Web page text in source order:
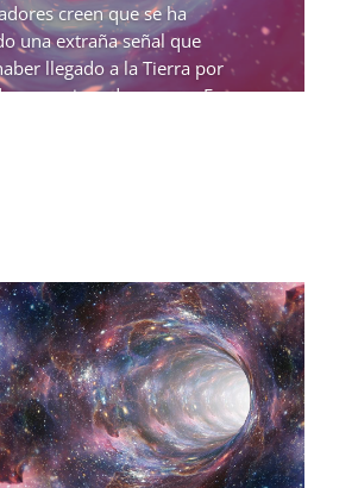
creen que se ha
una extraña señal que
llegado a la Tierra por
un agujero de gusano. En